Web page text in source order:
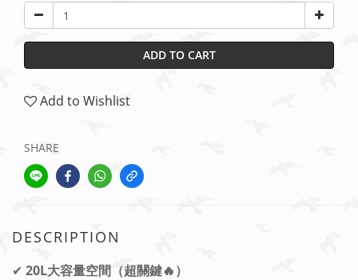
ADD TO CART
Add to Wishlist
SHARE
DESCRIPTION
✔ 20L大容量空間（超關鍵🔥）